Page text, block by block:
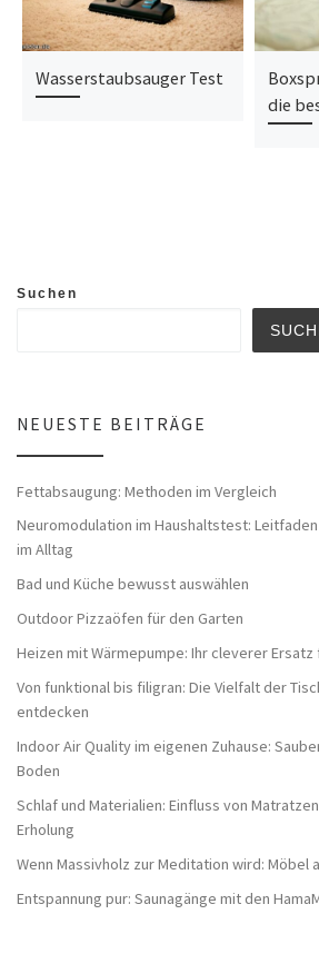
Wasserstaubsauger Test
die
Suchen
NEUESTE BEITRÄGE
Fettabsaugung: Methoden im Vergleich
Neuromodulation im Haushaltstest:
im Alltag
Bad und Küche bewusst auswählen
Outdoor Pizzaöfen für den Garten
Heizen mit Wärmepumpe: Ihr cleverer Ersatz
Von funktional bis filigran: Die Vielfalt der
entdecken
Indoor Air Quality im eigenen Zuhause:
Boden
Schlaf und Materialien: Einfluss von
Erholung
Wenn Massivholz zur Meditation wird: Möbel
Entspannung pur: Saunagänge mit den